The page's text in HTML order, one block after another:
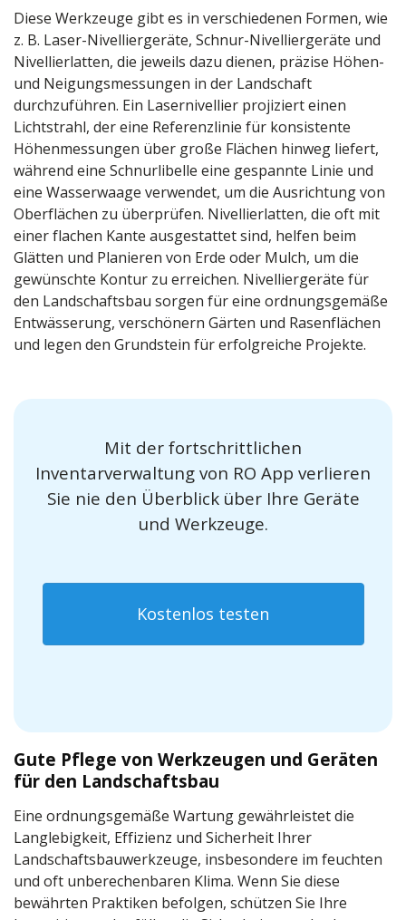
Diese Werkzeuge gibt es in verschiedenen Formen, wie
z. B. Laser-Nivelliergeräte, Schnur-Nivelliergeräte und
Nivellierlatten, die jeweils dazu dienen, präzise Höhen-
und Neigungsmessungen in der Landschaft
durchzuführen. Ein Lasernivellier projiziert einen
Lichtstrahl, der eine Referenzlinie für konsistente
Höhenmessungen über große Flächen hinweg liefert,
während eine Schnurlibelle eine gespannte Linie und
eine Wasserwaage verwendet, um die Ausrichtung von
Oberflächen zu überprüfen. Nivellierlatten, die oft mit
einer flachen Kante ausgestattet sind, helfen beim
Glätten und Planieren von Erde oder Mulch, um die
gewünschte Kontur zu erreichen. Nivelliergeräte für
den Landschaftsbau sorgen für eine ordnungsgemäße
Entwässerung, verschönern Gärten und Rasenflächen
und legen den Grundstein für erfolgreiche Projekte.
Mit der fortschrittlichen
Inventarverwaltung von RO App verlieren
Sie nie den Überblick über Ihre Geräte
und Werkzeuge.
Kostenlos testen
Gute Pflege von Werkzeugen und Geräten
für den Landschaftsbau
Eine ordnungsgemäße Wartung gewährleistet die
Langlebigkeit, Effizienz und Sicherheit Ihrer
Landschaftsbauwerkzeuge, insbesondere im feuchten
und oft unberechenbaren Klima. Wenn Sie diese
bewährten Praktiken befolgen, schützen Sie Ihre